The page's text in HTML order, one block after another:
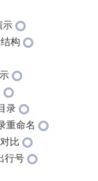
示
构
录
重命名
比
行号